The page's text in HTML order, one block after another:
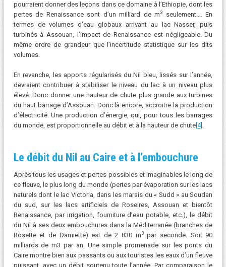
pourraient donner des leçons dans ce domaine à l’Ethiopie, dont les
pertes de Renaissance sont d’un milliard de m3
seulement…. En
termes de volumes d’eau globaux arrivant au lac Nasser, puis
turbinés à Assouan, l’impact de Renaissance est négligeable. Du
même ordre de grandeur que l’incertitude statistique sur les dits
volumes.
En revanche, les apports régularisés du Nil bleu, lissés sur l’année,
devraient contribuer à stabiliser le niveau du lac à un niveau plus
élevé. Donc donner une hauteur de chute plus grande aux turbines
du haut barrage d’Assouan. Donc là encore, accroitre la production
d’électricité. Une production d’énergie, qui, pour tous les barrages
du monde, est proportionnelle au débit et à la hauteur de chute[4]
Le débit du Nil au Caire et à l’embouchure
Après tous les usages et pertes possibles et imaginables le long de
ce fleuve, le plus long du monde (pertes par évaporation sur les lacs
naturels dont le lac Victoria, dans les marais du « Sudd » au Soudan
du sud, sur les lacs artificiels de Roseires, Assouan et bientôt
Renaissance, par irrigation, fourniture d’eau potable, etc.), le débit
du Nil à ses deux embouchures dans la Méditerranée (branches de
Rosette et de Damiette) est de 2 830 m3par seconde. Soit 90
milliards de m3 par an. Une simple promenade sur les ponts du
Caire montre bien aux passants ou aux touristes les eaux d’un fleuve
puissant, avec un débit soutenu toute l’année. Par comparaison le